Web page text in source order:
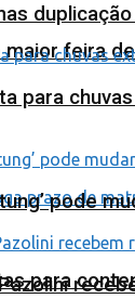
feira
para
para
pode